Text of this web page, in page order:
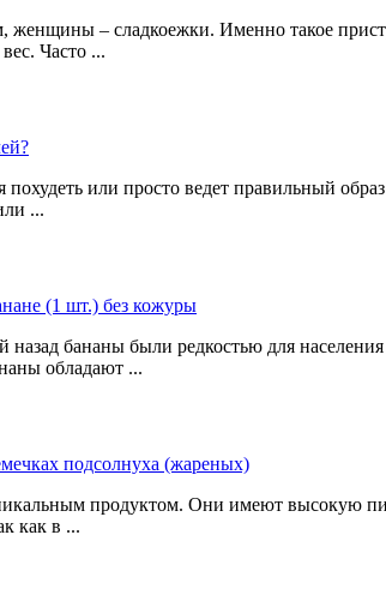
женщины – сладкоежки. Именно такое
Часто ...
похудеть или просто ведет правильный
...
(1 шт.) без кожуры
назад бананы были редкостью для
обладают ...
подсолнуха (жареных)
продуктом. Они имеют высокую
как в ...